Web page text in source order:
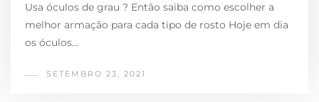
Usa óculos de grau ? Então saiba como escolher a
melhor armação para cada tipo de rosto Hoje em dia
os óculos…
SETEMBRO 23, 2021